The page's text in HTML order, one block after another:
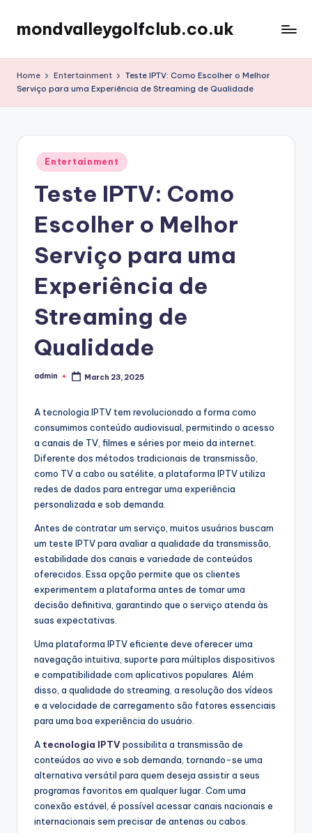
Skip
content
mondvalleygolfclub.co.uk
Home Entertainment
Teste IPTV: Como Escolher o Melhor
Serviço para uma Experiência de Streaming de Qualidade
Posted
in
Entertainment
Teste IPTV: Como
Escolher o Melhor
Serviço para uma
Experiência de
Streaming de
Qualidade
Posted
admin March 23, 2025
A tecnologia IPTV tem revolucionado a forma como
consumimos conteúdo audiovisual, permitindo o acesso
a canais de TV, filmes e séries por meio da internet.
Diferente dos métodos tradicionais de transmissão,
como TV a cabo ou satélite, a plataforma IPTV utiliza
redes de dados para entregar uma experiência
personalizada e sob demanda.
Antes de contratar um serviço, muitos usuários buscam
um teste IPTV para avaliar a qualidade da transmissão,
estabilidade dos canais e variedade de conteúdos
oferecidos. Essa opção permite que os clientes
experimentem a plataforma antes de tomar uma
decisão definitiva, garantindo que o serviço atenda às
suas expectativas.
Uma plataforma IPTV eficiente deve oferecer uma
navegação intuitiva, suporte para múltiplos dispositivos
e compatibilidade com aplicativos populares. Além
disso, a qualidade do streaming, a resolução dos vídeos
e a velocidade de carregamento são fatores essenciais
para uma boa experiência do usuário.
A tecnologia IPTVpossibilita a transmissão de
conteúdos ao vivo e sob demanda, tornando-se uma
alternativa versátil para quem deseja assistir a seus
programas favoritos em qualquer lugar. Com uma
conexão estável, é possível acessar canais nacionais e
internacionais sem precisar de antenas ou cabos.